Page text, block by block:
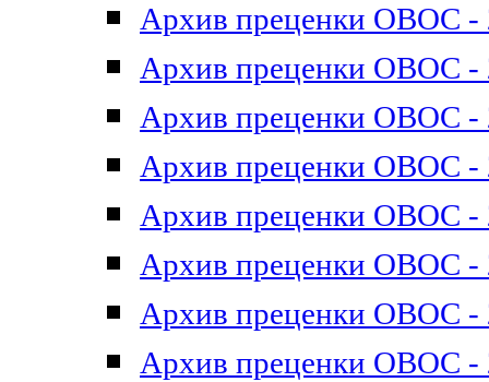
Архив преценки ОВОС -
Архив преценки ОВОС -
Архив преценки ОВОС -
Архив преценки ОВОС -
Архив преценки ОВОС -
Архив преценки ОВОС -
Архив преценки ОВОС -
Архив преценки ОВОС -